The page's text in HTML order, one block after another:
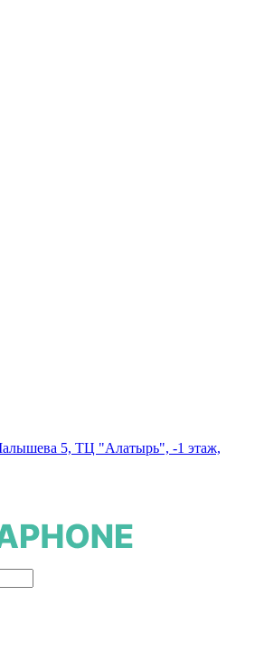
5, ТЦ "Алатырь", -1 этаж,